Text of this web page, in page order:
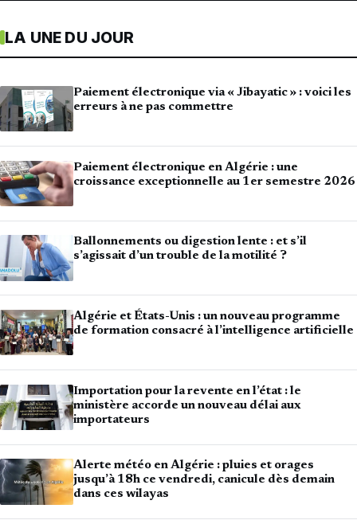
LA UNE DU JOUR
Paiement électronique via « Jibayatic » : voici les
erreurs à ne pas commettre
Paiement électronique en Algérie : une
croissance exceptionnelle au 1er semestre 2026
Ballonnements ou digestion lente : et s’il
s’agissait d’un trouble de la motilité ?
Algérie et États-Unis : un nouveau programme
de formation consacré à l’intelligence artificielle
Importation pour la revente en l’état : le
ministère accorde un nouveau délai aux
importateurs
Alerte météo en Algérie : pluies et orages
jusqu’à 18h ce vendredi, canicule dès demain
dans ces wilayas